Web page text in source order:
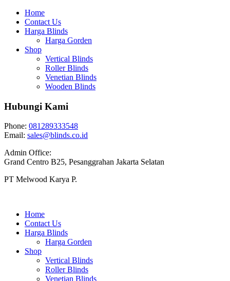
Home
Contact Us
Harga Blinds
Harga Gorden
Shop
Vertical Blinds
Roller Blinds
Venetian Blinds
Wooden Blinds
Hubungi Kami
Phone: 081289333548
Email: sales@blinds.co.id
Admin Office:
Grand Centro B25, Pesanggrahan Jakarta Selatan
PT Melwood Karya P.
Home
Contact Us
Harga Blinds
Harga Gorden
Shop
Vertical Blinds
Roller Blinds
Venetian Blinds